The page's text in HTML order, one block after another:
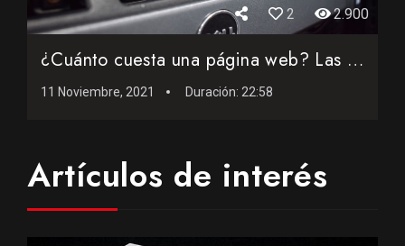
2 2.900
¿Cuánto cuesta una página web? Las claves para subir tu w...
11 Noviembre, 2021 Duración: 22:58
Artículos de interés